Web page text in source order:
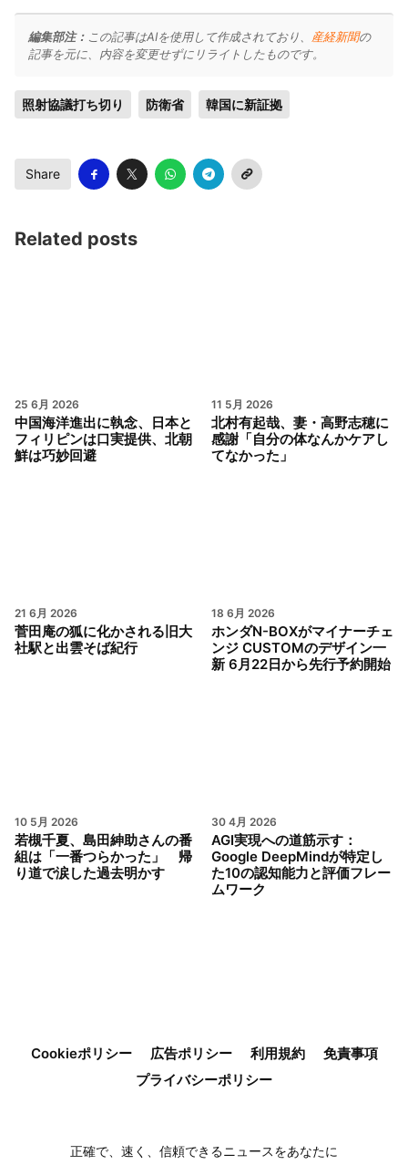
編集部注： この記事はAIを使用して作成されており、 産経新聞の
記事を元に、内容を変更せずにリライトしたものです。
照射協議打ち切り 防衛省 韓国に新証拠
Share
Related posts
25 6月 2026
中国海洋進出に執念、日本と
フィリピンは口実提供、北朝
鮮は巧妙回避
11 5月 2026
北村有起哉、妻・高野志穂に
感謝「自分の体なんかケアし
てなかった」
21 6月 2026
菅田庵の狐に化かされる旧大
社駅と出雲そば紀行
18 6月 2026
ホンダN-BOXがマイナーチェ
ンジ CUSTOMのデザイン一
新 6月22日から先行予約開始
10 5月 2026
若槻千夏、島田紳助さんの番
組は「一番つらかった」 帰
り道で涙した過去明かす
30 4月 2026
AGI実現への道筋示す：
Google DeepMindが特定し
た10の認知能力と評価フレー
ムワーク
Cookieポリシー 広告ポリシー 利用規約
免責事項
プライバシーポリシー
正確で、速く、信頼できるニュースをあなたに